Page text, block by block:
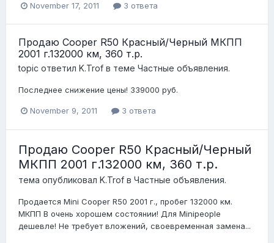
November 17, 2011 3 ответа
Продаю Cooper R50 Красный/Черный МКПП
2001 г.132000 км, 360 т.р.
topic ответил K.Trof в теме Частные объявления.
Последнее снижение цены! 339000 руб.
November 9, 2011 3 ответа
Продаю Cooper R50 Красный/Черный
МКПП 2001 г.132000 км, 360 т.р.
тема опубликовал K.Trof в Частные объявления.
Продается Mini Cooper R50 2001 г., пробег 132000 км.
МКПП В очень хорошем состоянии! Для Minipeople
дешевле! Не требует вложений, своевременная замена...